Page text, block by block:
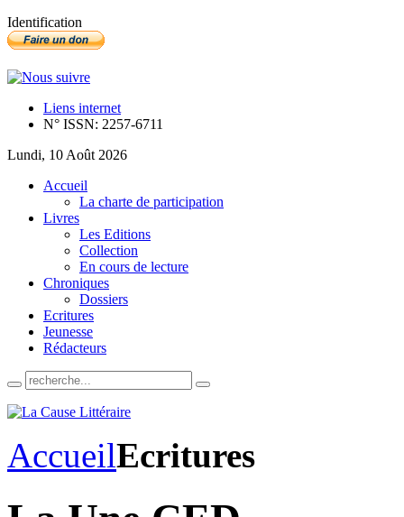
Identification
Liens internet
N° ISSN: 2257-6711
Lundi, 10 Août 2026
Accueil
La charte de participation
Livres
Les Editions
Collection
En cours de lecture
Chroniques
Dossiers
Ecritures
Jeunesse
Rédacteurs
AccueilEcritures